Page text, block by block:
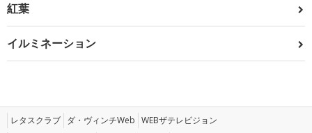
紅葉
イルミネーション
レタスクラブ ダ・ヴィンチWeb WEBザテレビジョン